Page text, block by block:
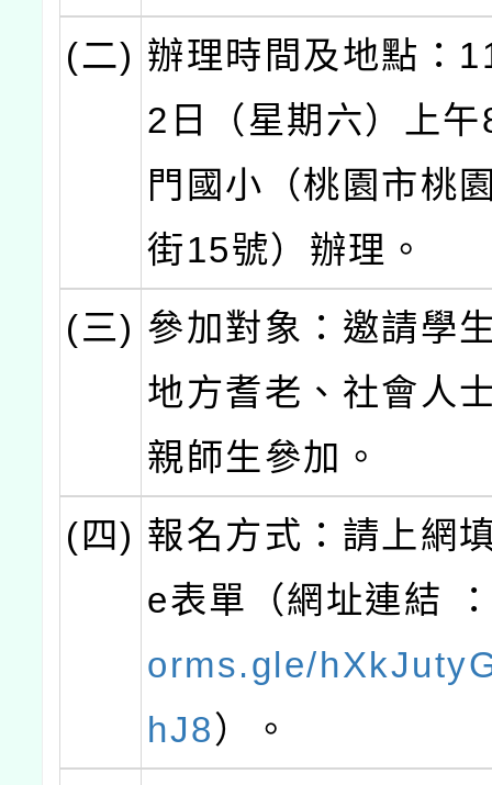
(二) 辦理時間及地點：
2日（星期六）上
門國小（桃園市桃
街15號）辦理。
(三) 參加對象：邀請學
地方耆老、社會人
親師生參加。
(四) 報名方式：請上網
e表單（網址連結
orms.gle/
hJ8）。